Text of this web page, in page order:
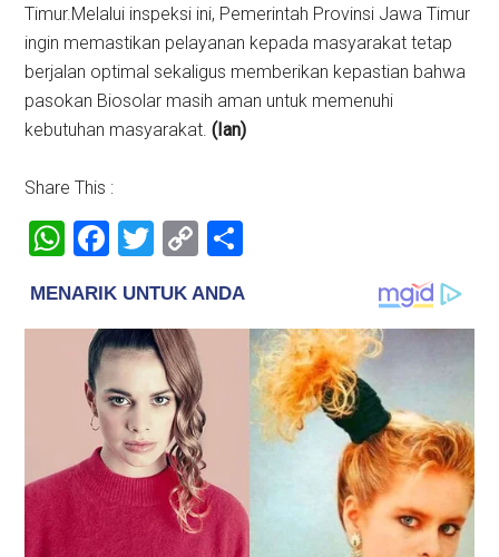
Timur.Melalui inspeksi ini, Pemerintah Provinsi Jawa Timur
ingin memastikan pelayanan kepada masyarakat tetap
berjalan optimal sekaligus memberikan kepastian bahwa
pasokan Biosolar masih aman untuk memenuhi
kebutuhan masyarakat.(Ian)
Share This :
WhatsApp
Facebook
Twitter
Copy